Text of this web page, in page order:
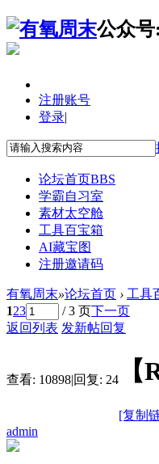
公众号:
注册账号
登录|
论坛首页BBS
学霸自习室
素材太空舱
工具百宝箱
AI藏宝图
注册邀请码
有氧周末»论坛首页 › 工具
123 / 3 页下一页
返回列表 发新帖回复
查看: 10898|回复: 24
[复制
admin